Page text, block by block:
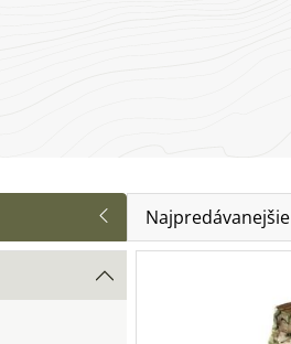
Najpredávanejšie